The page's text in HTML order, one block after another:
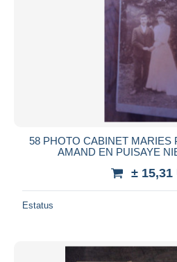
58 PHOTO CABINET MARIES
AMAND EN PUISAYE
± 15,31
Estatus